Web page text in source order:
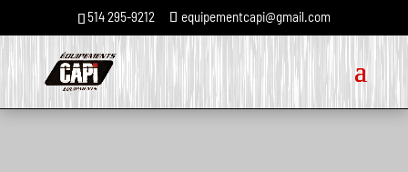
514 295-9212 equipementcapi@gmail.com